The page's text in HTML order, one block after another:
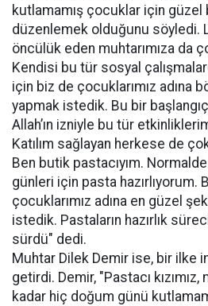
kutlamamış çocuklar için güzel
düzenlemek olduğunu söyledi.
öncülük eden muhtarımıza da
Kendisi bu tür sosyal
için biz de çocuklarımız adına
yapmak istedik. Bu bir
Allah’ın izniyle bu tür
Katılım sağlayan herkese de
Ben butik pastacıyım.
günleri için pasta hazırlıyorum.
çocuklarımız adına en güzel
istedik. Pastaların hazırlık
sürdü" dedi.
Muhtar Dilek Demir ise, bir ilke
getirdi. Demir, "Pastacı
kadar hiç doğum günü